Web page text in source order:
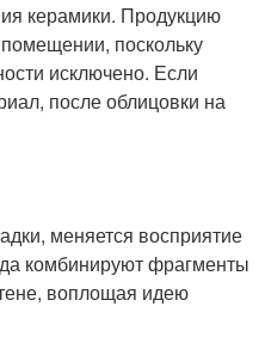
керамики. Продукцию
поскольку
исключено. Если
после облицовки на
меняется восприятие
комбинируют фрагменты
воплощая идею